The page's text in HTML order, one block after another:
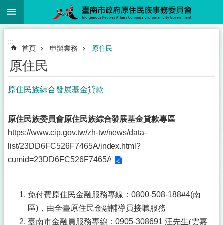
跳到主要內容區塊
:::
首頁 申辦業務 原住民
原住民
原住民族綜合發展基金貸款
原住民族委員會原住民族綜合發展基金貸款專區
https://www.cip.gov.tw/zh-tw/news/data-
list/23DD6FC526F7465A/index.html?
cumid=23DD6FC526F7465A
免付費原住民金融服務專線：0800-508-188#4(南
區)，由全臺原住民金融輔導員接聽服務
臺南市金融員服務專線：0905-308691 汪先生(雲嘉